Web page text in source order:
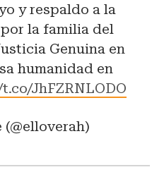
y respaldo a la
la familia del
Genuina en
humanidad en
JhFZRNLODO